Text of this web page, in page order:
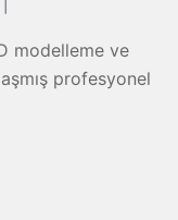
modelleme ve
profesyonel